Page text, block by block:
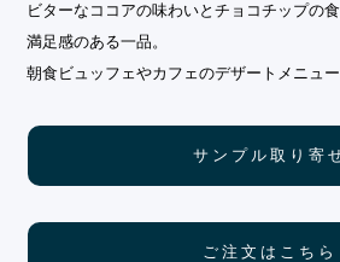
ビターなココアの味わいとチョコチップの
満足感のある一品。
朝食ビュッフェやカフェのデザートメニュ
サンプル取り寄
ご注文はこちら